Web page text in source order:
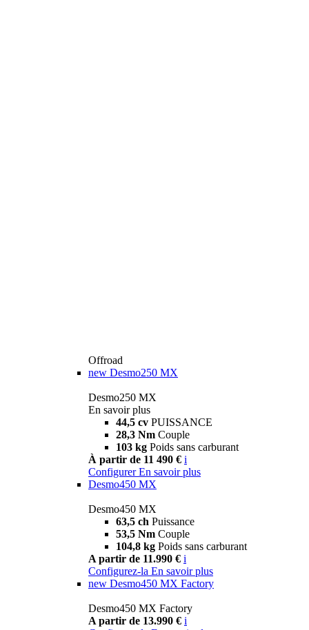
Offroad
new Desmo250 MX
Desmo250 MX
En savoir plus
44,5 cv PUISSANCE
28,3 Nm Couple
103 kg Poids sans carburant
À partir de 11 490 € i
Configurer En savoir plus
Desmo450 MX
Desmo450 MX
63,5 ch Puissance
53,5 Nm Couple
104,8 kg Poids sans carburant
A partir de 11.990 € i
Configurez-la En savoir plus
new Desmo450 MX Factory
Desmo450 MX Factory
A partir de 13.990 € i